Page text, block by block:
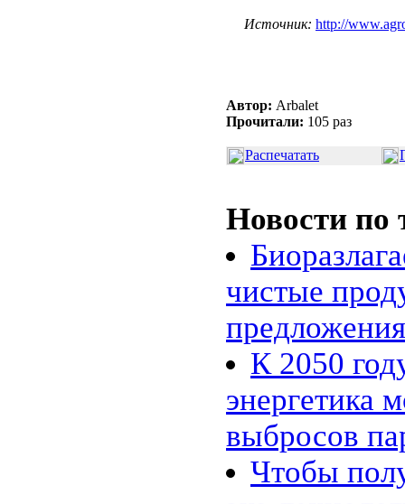
Источник: http://
Автор: Arbalet
Прочитали: 105 раз
Распечатать
Новости по
чистые
предложения
К 2050
энергетика
выбросов
Чтобы